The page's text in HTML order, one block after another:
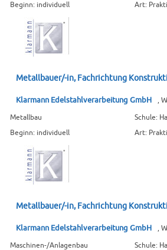
Beginn: individuell
Art:
Metallbauer/-in, Fachrichtung
Klarmann Edelstahlverarbeitung GmbH ,
Metallbau
Schule:
Beginn: individuell
Art:
Metallbauer/-in, Fachrichtung
Klarmann Edelstahlverarbeitung GmbH ,
Maschinen-/Anlagenbau
Schule: